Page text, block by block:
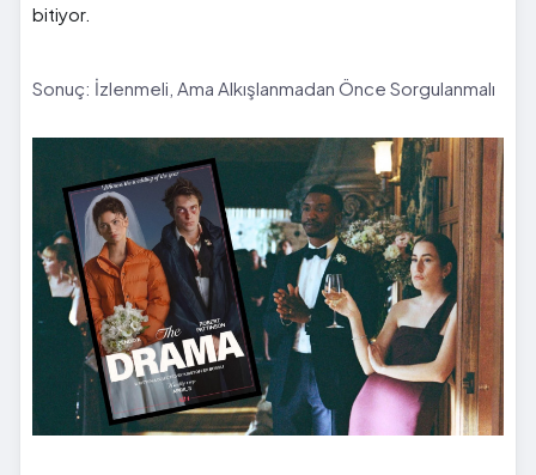
bitiyor.
Sonuç: İzlenmeli, Ama Alkışlanmadan Önce Sorgulanmalı